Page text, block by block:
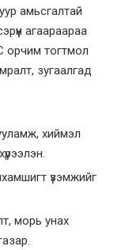
амьсгалтай
агаараараа
орчим тогтмол
зугаалгад
хиймэл
үзэмжийг
морь унах